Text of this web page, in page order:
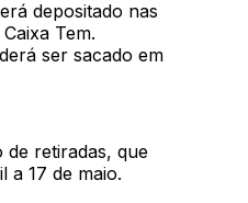
depositado nas
Tem.
ser sacado em
de retiradas, que
a 17 de maio.